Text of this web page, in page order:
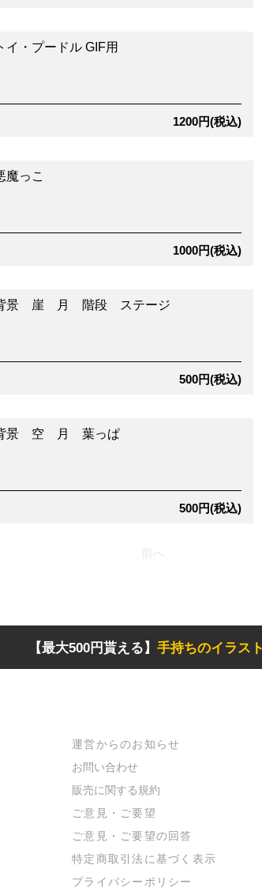
イ・プードル GIF用
1200円(税込)
魔っこ
1000円(税込)
景 崖 月 階段 ステージ
500円(税込)
景 空 月 葉っぱ
500円(税込)
前へ
【最大500円貰える】 手持ちのイラス
​運営からのお知らせ
お問い合わせ
​販売に関する規約
​ご意見・ご要望
​ご意見・ご要望の回答
特定商取引法に基づく表示
​プライバシーポリシー